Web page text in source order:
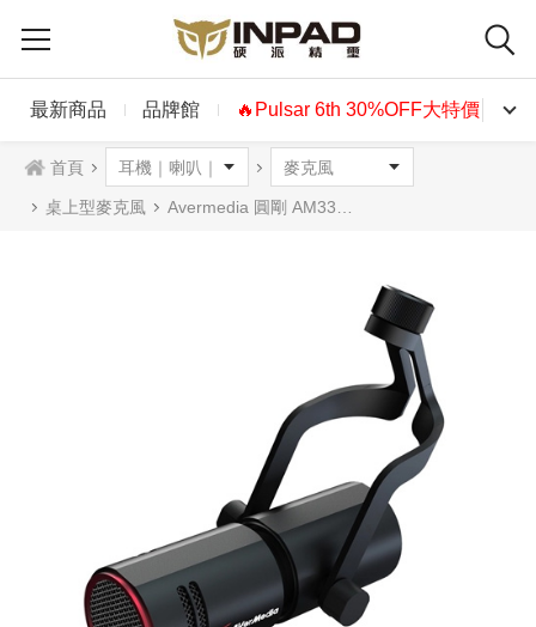
最新商品 品牌館 🔥Pulsar 6th 30%OFF大特價🔥
首頁
桌上型麥克風 Avermedia 圓剛 AM330 外接式收音麥克風